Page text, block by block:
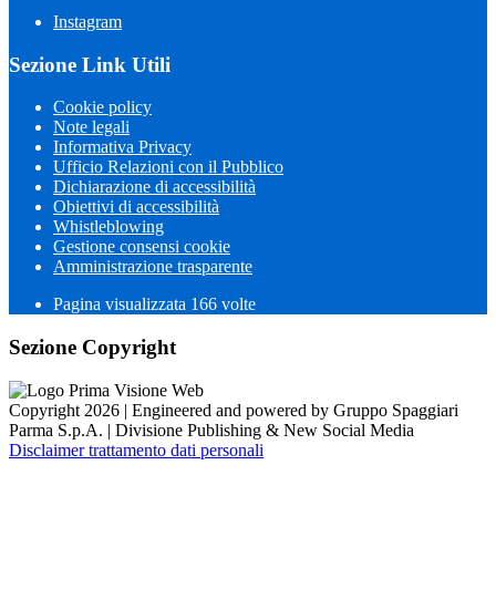
Instagram
Sezione Link Utili
Cookie policy
Note legali
Informativa Privacy
Ufficio Relazioni con il Pubblico
Dichiarazione di accessibilità
Obiettivi di accessibilità
Whistleblowing
Gestione consensi cookie
Amministrazione trasparente
Pagina visualizzata 166 volte
Sezione Copyright
Copyright 2026 | Engineered and powered by Gruppo Spaggiari
Parma S.p.A. | Divisione Publishing & New Social Media
Disclaimer trattamento dati personali